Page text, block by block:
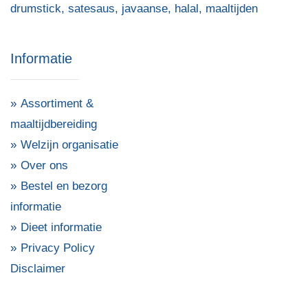
drumstick, satesaus, javaanse, halal, maaltijden
Informatie
Assortiment &
maaltijdbereiding
Welzijn organisatie
Over ons
Bestel en bezorg
informatie
Dieet informatie
Privacy Policy
Disclaimer